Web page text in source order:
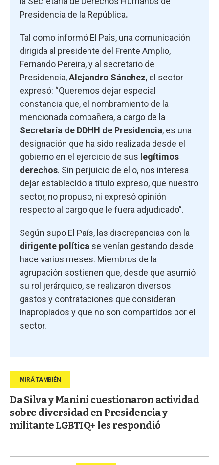
Presidencia de la República.
Tal como informó El País, una comunicación
dirigida al presidente del Frente Amplio,
Fernando Pereira, y al secretario de
Presidencia,Alejandro Sánchez, el sector
expresó: “Queremos dejar especial
constancia que, el nombramiento de la
mencionada compañera, a cargo de la
Secretaría de DDHH de Presidencia, es una
designación que ha sido realizada desde el
gobierno en el ejercicio de sus legítimos
derechos. Sin perjuicio de ello, nos interesa
dejar establecido a título expreso, que nuestro
sector, no propuso, ni expresó opinión
respecto al cargo que le fuera adjudicado”.
Según supo El País, las discrepancias con la
dirigente política se venían gestando desde
hace varios meses. Miembros de la
agrupación sostienen que, desde que asumió
su rol jerárquico, se realizaron diversos
gastos y contrataciones que consideran
inapropiados y que no son compartidos por el
sector.
Da Silva y Manini cuestionaron actividad
sobre diversidad en Presidencia y
militante LGBTIQ+ les respondió